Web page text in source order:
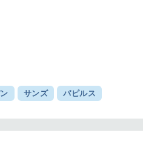
サンズ パピルス